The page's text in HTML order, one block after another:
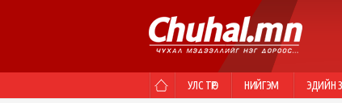
УЛС ТӨР НИЙГЭМ ЭДИЙН